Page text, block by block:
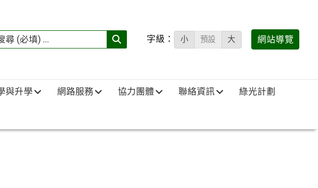
搜
填)：
字級： 小 預設 大 網站導覽
與升學 網路服務 協力團體 聯絡資訊 綠光計劃